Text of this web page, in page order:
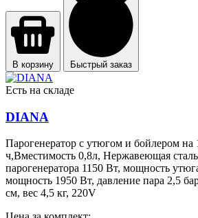
В корзину Быстрый заказ
Есть на складе
DIANA
Парогенератор с утюгом и бойлером на
ч,Вместимость 0,8л, Нержавеющая
парогенератора 1150 Вт, мощность
мощность 1950 Вт, давление пара 2,5
см, вес 4,5 кг, 220V